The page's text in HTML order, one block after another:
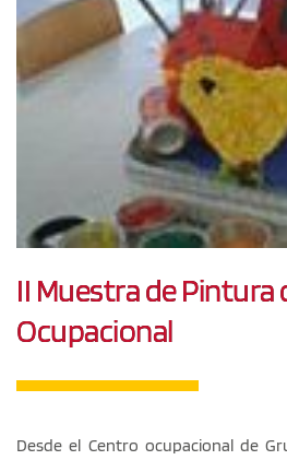
II Muestra de Pintura
Ocupacional
Desde el Centro ocupacional de